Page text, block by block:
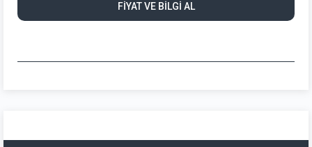
FİYAT VE BİLGİ AL